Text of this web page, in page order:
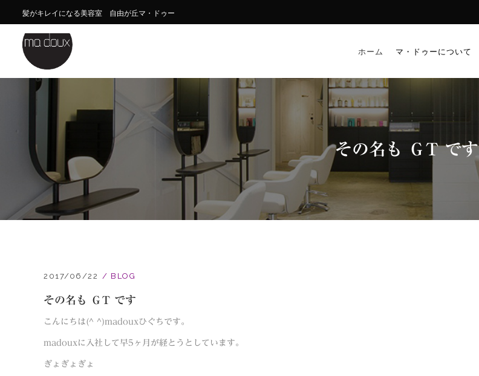
髪がキレイになる美容室 自由が丘マ・ドゥー
ホーム マ・ドゥーについて
その名も ＧT です
2017/06/22 BLOG
その名も ＧT です
こんにちは(^ ^)madouxひぐちです。
madouxに入社して早5ヶ月が経とうとしています。
ぎょぎょぎょ